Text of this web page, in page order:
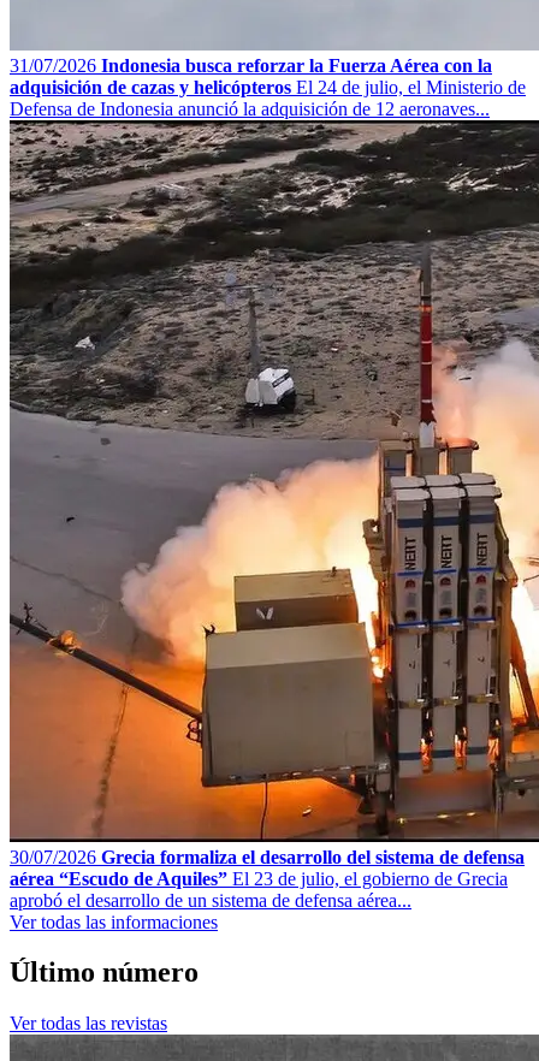
31/07/2026 Indonesia busca reforzar la Fuerza Aérea con la
adquisición de cazas y helicópteros El 24 de julio, el Ministerio de
Defensa de Indonesia anunció la adquisición de 12 aeronaves...
30/07/2026 Grecia formaliza el desarrollo del sistema de defensa
aérea “Escudo de Aquiles” El 23 de julio, el gobierno de Grecia
aprobó el desarrollo de un sistema de defensa aérea...
Ver todas las informaciones
Último número
Ver todas las revistas